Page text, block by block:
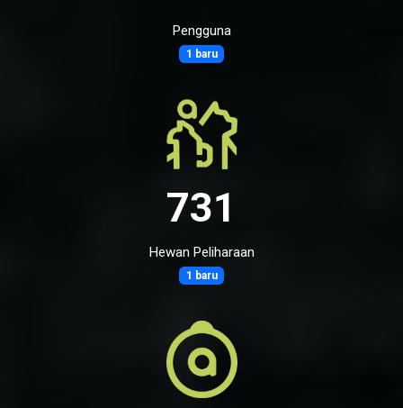
Pengguna
1 baru
731
Hewan Peliharaan
1 baru